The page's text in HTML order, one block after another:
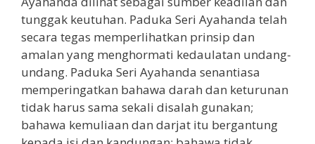
tunggak keutuhan. Paduka Seri Ayahanda telah
secara tegas memperlihatkan prinsip dan
amalan yang menghormati kedaulatan undang-
undang. Paduka Seri Ayahanda senantiasa
memperingatkan bahawa darah dan keturunan
tidak harus sama sekali disalah gunakan;
bahawa kemuliaan dan darjat itu bergantung